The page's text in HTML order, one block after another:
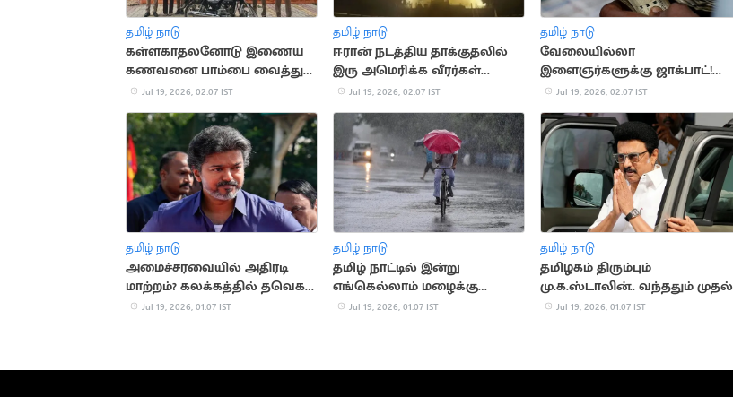
தமிழ் நாடு
கள்ளகாதலனோடு இணைய
கணவனை பாம்பை வைத்து
கொன்ற மனைவி
Jul 19, 2026, 02:07 IST
தமிழ் நாடு
ஈரான் நடத்திய தாக்குதலில்
இரு அமெரிக்க வீரர்கள்
உயிரிழப்பு
Jul 19, 2026, 02:07 IST
தமிழ் நாடு
வேலையில்லா
இளைஞர்களுக்கு ஜாக்பாட்!
உதவித்தொகை ரூ.4,000 ஆக
உயர்கிறது
Jul 19, 2026, 02:07 IST
தமிழ் நாடு
அமைச்சரவையில் அதிரடி
மாற்றம்? கலக்கத்தில் தவெக
அமைச்சர்கள்
Jul 19, 2026, 01:07 IST
தமிழ் நாடு
தமிழ் நாட்டில் இன்று
எங்கெல்லாம் மழைக்கு
வாய்ப்பு?
Jul 19, 2026, 01:07 IST
தமிழ் நாடு
தமிழகம் திரும்பும்
மு.க.ஸ்டாலின்.. வந்ததும் முதல்
நடவடிக்கை
Jul 19, 2026, 01:07 IST